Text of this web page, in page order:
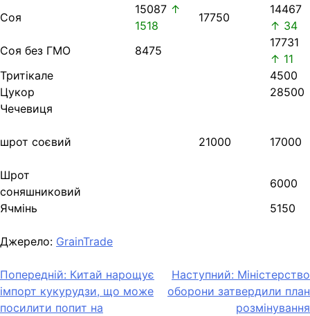
Соя
15087 ↑
1518
17750
14467
↑ 34
Соя без ГМО
8475
17731
↑ 11
Тритікале
4500
Цукор
28500
Чечевиця
шрот соєвий 21000 17000
Шрот
соняшниковий
6000
Ячмінь
5150
Джерело: GrainTrade
Навігація
записів
Попередній: Китай нарощує
імпорт кукурудзи, що може
посилити попит на
Наступний: Міністерство
оборони затвердили план
розмінування